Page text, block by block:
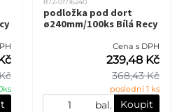
podložka pod dort
ø240mm/100ks Bílá Recy
Cena s DPH
368,43 Kč
239,48 Kč
poslední 1 ks
bal. Koupit